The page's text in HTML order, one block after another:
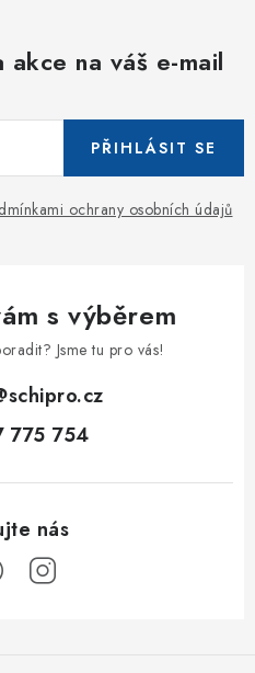
na váš e-mail
ochrany osobních údajů
PŘIHLÁSIT SE
s výběrem
Jsme tu pro vás!
schipro.cz
775 754